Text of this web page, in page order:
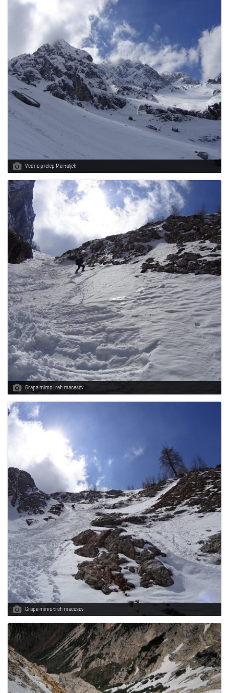
Vedno prelep Martuljek
Grapa mimo treh macesov
Grapa mimo treh macesov